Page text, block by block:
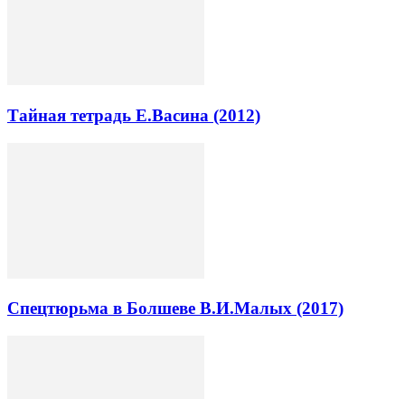
Тайная тетрадь Е.Васина (2012)
Спецтюрьма в Болшеве В.И.Малых (2017)